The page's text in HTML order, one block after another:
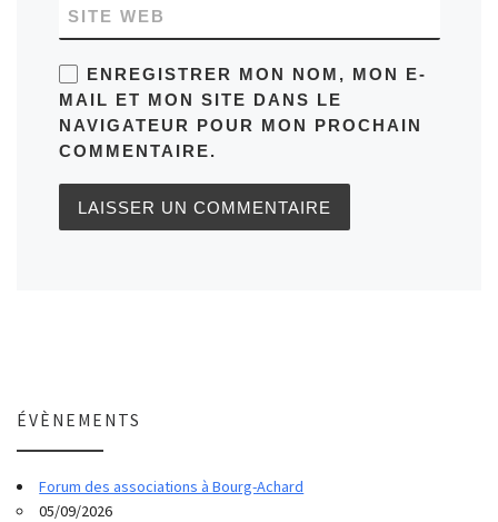
SITE WEB
ENREGISTRER MON NOM, MON E-
MAIL ET MON SITE DANS LE
NAVIGATEUR POUR MON PROCHAIN
COMMENTAIRE.
ÉVÈNEMENTS
Forum des associations à Bourg-Achard
05/09/2026